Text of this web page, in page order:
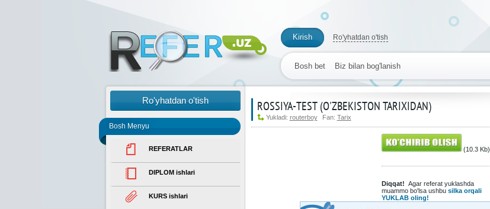
Kirish Ro'yhatdan o'tish
Bosh bet Biz bilan bog'lanish
Ro'yhatdan o'tish
Bosh Menyu
REFERATLAR
DIPLOM ishlari
KURS ishlari
ROSSIYA-TEST (O'ZBEKISTON TARIXIDAN)
Yukladi: routerboy Fan: Tarix
(10.3 Kb)
Diqqat! Agar referat yuklashda
muammo bo'lsa ushbu silka orqali
YUKLAB oling!